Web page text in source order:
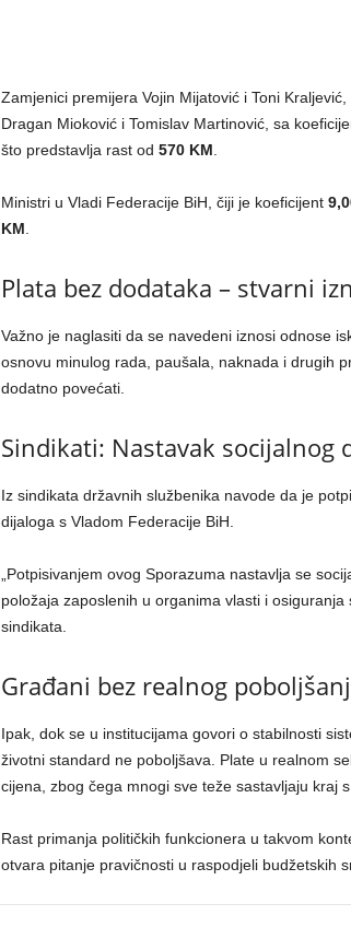
Zamjenici premijera Vojin Mijatović i Toni
Dragan Mioković i Tomislav Martinović, sa
što predstavlja rast od 570 KM
Ministri u Vladi Federacije BiH, čiji je koeficijent
KM
Plata bez dodataka – stvarni
Važno je naglasiti da se navedeni iznosi odnose
osnovu minulog rada, paušala, naknada i drugih
dodatno povećati.
Sindikati: Nastavak socijalnog
Iz sindikata državnih službenika navode da je
dijaloga s Vladom Federacije BiH.
„Potpisivanjem ovog Sporazuma nastavlja se
položaja zaposlenih u organima vlasti i
sindikata.
Građani bez realnog
Ipak, dok se u institucijama govori o stabilnosti
životni standard ne poboljšava. Plate u realnom
cijena, zbog čega mnogi sve teže sastavljaju kraj s
Rast primanja političkih funkcionera u takvom
otvara pitanje pravičnosti u raspodjeli budžetskih